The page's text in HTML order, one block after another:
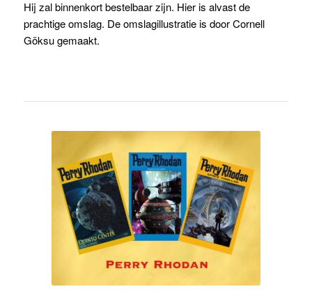
Hij zal binnenkort bestelbaar zijn. Hier is alvast de
prachtige omslag. De omslagillustratie is door Cornell
Göksu gemaakt.